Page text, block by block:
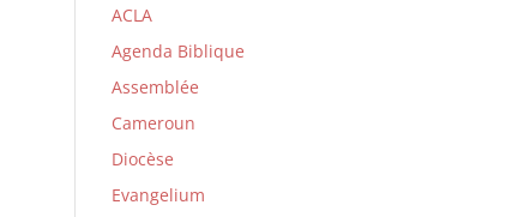
ACLA
Agenda Biblique
Assemblée
Cameroun
Diocèse
Evangelium